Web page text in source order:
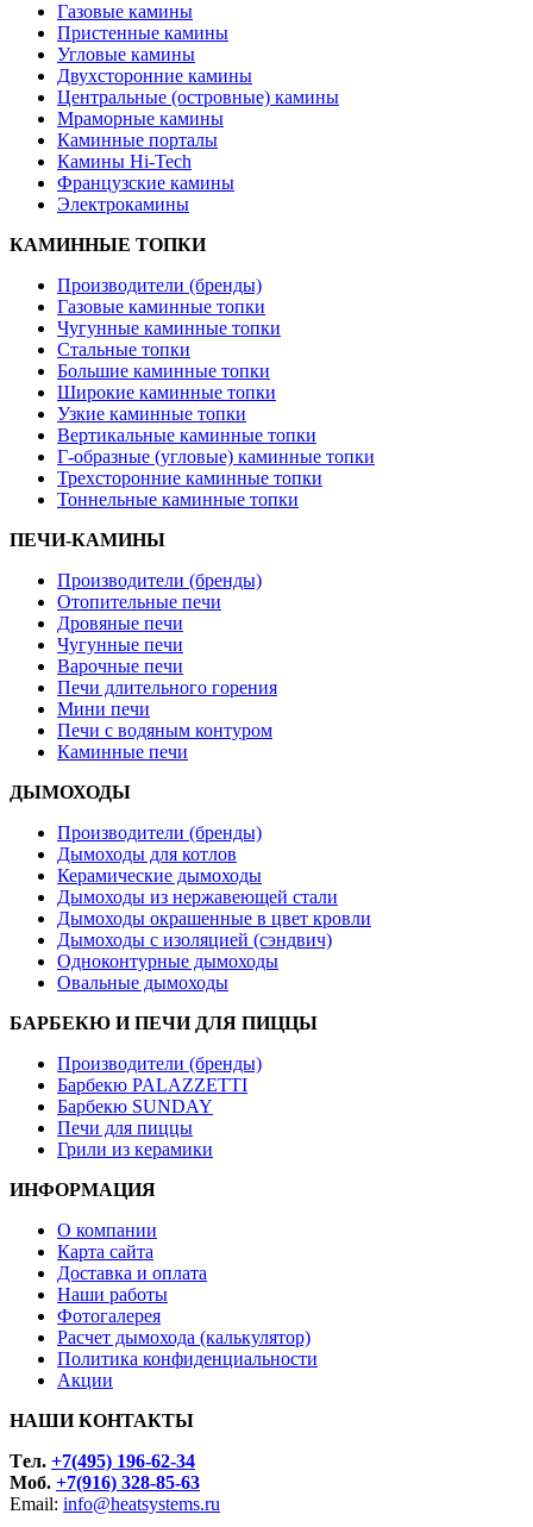
Газовые камины
Пристенные камины
Угловые камины
Двухсторонние камины
Центральные (островные) камины
Мраморные камины
Каминные порталы
Камины Hi-Tech
Французские камины
Электрокамины
КАМИННЫЕ ТОПКИ
Производители (бренды)
Газовые каминные топки
Чугунные каминные топки
Стальные топки
Большие каминные топки
Широкие каминные топки
Узкие каминные топки
Вертикальные каминные топки
Г-образные (угловые) каминные топки
Трехсторонние каминные топки
Тоннельные каминные топки
ПЕЧИ-КАМИНЫ
Производители (бренды)
Отопительные печи
Дровяные печи
Чугунные печи
Варочные печи
Печи длительного горения
Мини печи
Печи с водяным контуром
Каминные печи
ДЫМОХОДЫ
Производители (бренды)
Дымоходы для котлов
Керамические дымоходы
Дымоходы из нержавеющей стали
Дымоходы окрашенные в цвет кровли
Дымоходы с изоляцией (сэндвич)
Одноконтурные дымоходы
Овальные дымоходы
БАРБЕКЮ И ПЕЧИ ДЛЯ ПИЦЦЫ
Производители (бренды)
Барбекю PALAZZETTI
Барбекю SUNDAY
Печи для пиццы
Грили из керамики
ИНФОРМАЦИЯ
О компании
Карта сайта
Доставка и оплата
Наши работы
Фотогалерея
Расчет дымохода (калькулятор)
Политика конфиденциальности
Акции
НАШИ КОНТАКТЫ
Tел. +7(495) 196-62-34
Моб. +7(916) 328-85-63
Email: info@heatsystems.ru